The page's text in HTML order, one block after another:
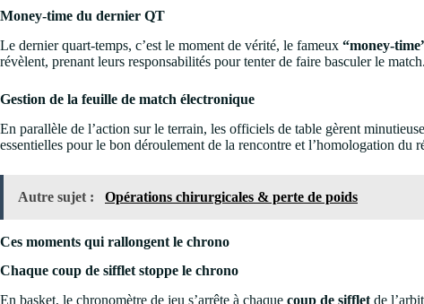
Money-time du dernier QT
Le dernier quart-temps, c’est le moment de vérité, le fameux “money-
révèlent, prenant leurs responsabilités pour tenter de faire basculer le match.
Gestion de la feuille de match électronique
En parallèle de l’action sur le terrain, les officiels de table gèrent
essentielles pour le bon déroulement de la rencontre et l’homologation du
Autre sujet : Opérations chirurgicales & perte de poids
Ces moments qui rallongent le chrono
Chaque coup de sifflet stoppe le chrono
En basket, le chronomètre de jeu s’arrête à chaque coup de sifflet de